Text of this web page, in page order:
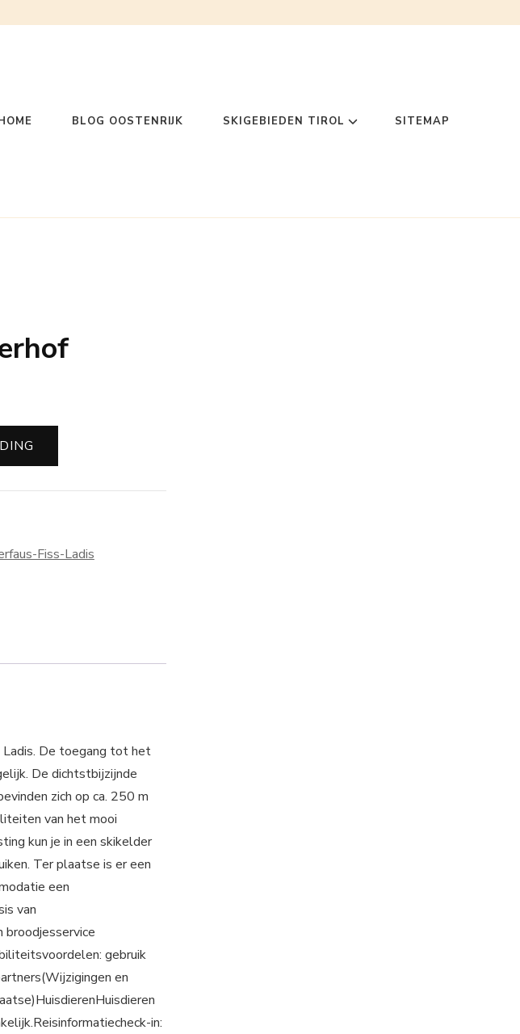
BLOG OOSTENRIJK SKIGEBIEDEN TIROL SITEMAP
Fiss-Ladis
De toegang tot het
De dichtstbijzijnde
zich op ca. 250 m
van het mooi
kun je in een skikelder
Ter plaatse is er een
een
van
broodjesservice
gebruik
en
in: